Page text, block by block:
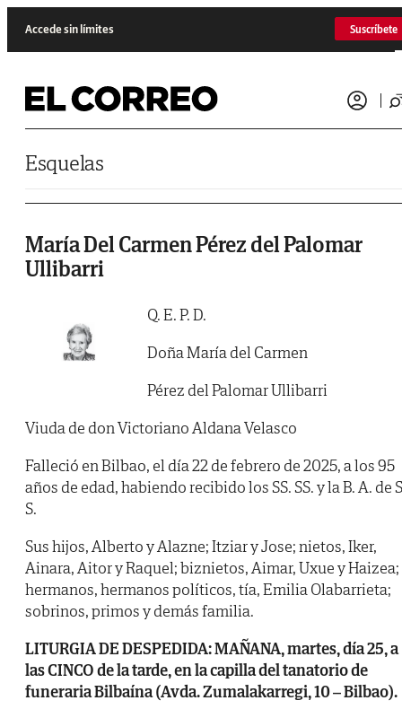
Accede sin límites Suscríbete
Esquelas
María Del Carmen Pérez del Palomar
Ullibarri
Q. E. P. D.
Doña María del Carmen
Pérez del Palomar Ullibarri
Viuda de don Victoriano Aldana Velasco
Falleció en Bilbao, el día 22 de febrero de 2025, a los 95
años de edad, habiendo recibido los SS. SS. y la B. A. de
S.
Sus hijos, Alberto y Alazne; Itziar y Jose; nietos, Iker,
Ainara, Aitor y Raquel; biznietos, Aimar, Uxue y Haizea;
hermanos, hermanos políticos, tía, Emilia Olabarrieta;
sobrinos, primos y demás familia.
LITURGIA DE DESPEDIDA: MAÑANA, martes, día 25, a
las CINCO de la tarde, en la capilla del tanatorio de
funeraria Bilbaína (Avda. Zumalakarregi, 10 – Bilbao).